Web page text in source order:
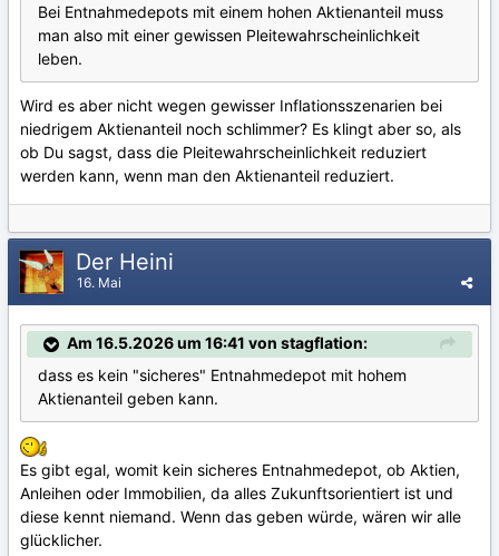
Bei Entnahmedepots mit einem hohen Aktienanteil muss
man also mit einer gewissen Pleitewahrscheinlichkeit
leben.
Wird es aber nicht wegen gewisser Inflationsszenarien bei
niedrigem Aktienanteil noch schlimmer? Es klingt aber so, als
ob Du sagst, dass die Pleitewahrscheinlichkeit reduziert
werden kann, wenn man den Aktienanteil reduziert.
Der Heini
16. Mai
Am 16.5.2026 um 16:41 von stagflation:
dass es kein "sicheres" Entnahmedepot mit hohem
Aktienanteil geben kann.
Es gibt egal, womit kein sicheres Entnahmedepot, ob Aktien,
Anleihen oder Immobilien, da alles Zukunftsorientiert ist und
diese kennt niemand. Wenn das geben würde, wären wir alle
glücklicher.